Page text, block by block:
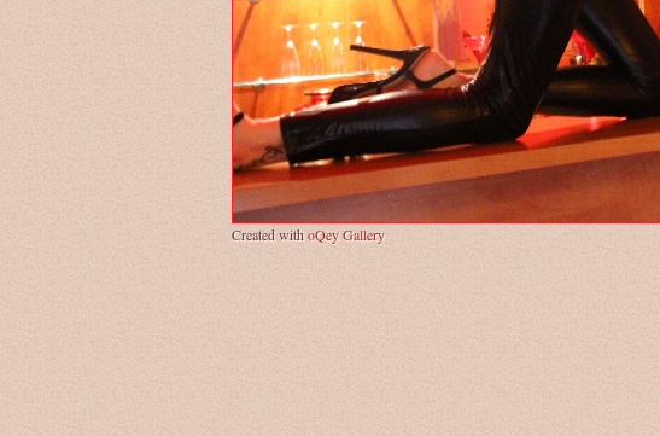
Created withoQey Gallery